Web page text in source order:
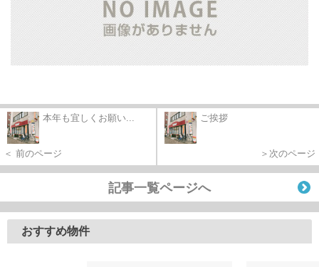
本年も宜しくお願い...
＜ 前のページ
ご挨拶
＞次のページ
記事一覧ページへ
おすすめ物件